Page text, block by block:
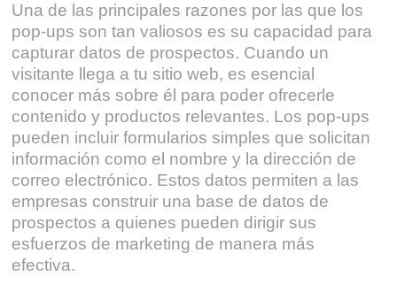
Una de las principales razones por las que los
pop-ups son tan valiosos es su capacidad para
capturar datos de prospectos. Cuando un
visitante llega a tu sitio web, es esencial
conocer más sobre él para poder ofrecerle
contenido y productos relevantes. Los pop-ups
pueden incluir formularios simples que solicitan
información como el nombre y la dirección de
correo electrónico. Estos datos permiten a las
empresas construir una base de datos de
prospectos a quienes pueden dirigir sus
esfuerzos de marketing de manera más
efectiva.